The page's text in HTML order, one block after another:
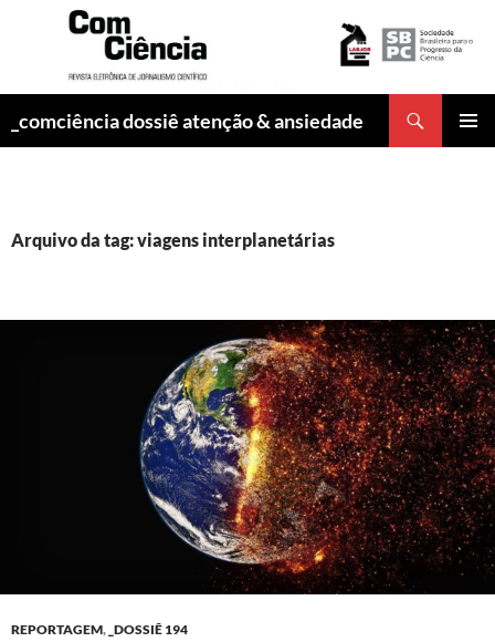
_comciência dossiê atenção & ansiedade
Arquivo da tag: viagens interplanetárias
REPORTAGEM, _DOSSIÊ 194